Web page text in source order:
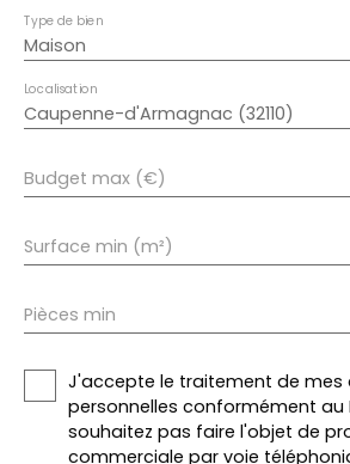
Maison
Type de bien
Caupenne-d'Armagnac (32110)
Localisation
Budget max (€)
Surface min (m²)
Pièces min
J'accepte le traitement de mes
personnelles conformément au
souhaitez pas faire l'objet de
commerciale par voie